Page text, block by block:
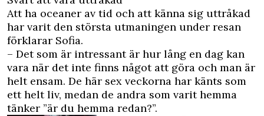
Att ha oceaner av tid och att känna sig uttråkad
har varit den största utmaningen under resan
förklarar Sofia.
­– Det som är intressant är hur lång en dag kan
vara när det inte finns något att göra och man är
helt ensam. De här sex veckorna har känts som
ett helt liv, medan de andra som varit hemma
tänker ”är du hemma redan?”.